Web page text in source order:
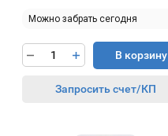
Можно забрать сегодня
В корзину
Запросить счет/КП